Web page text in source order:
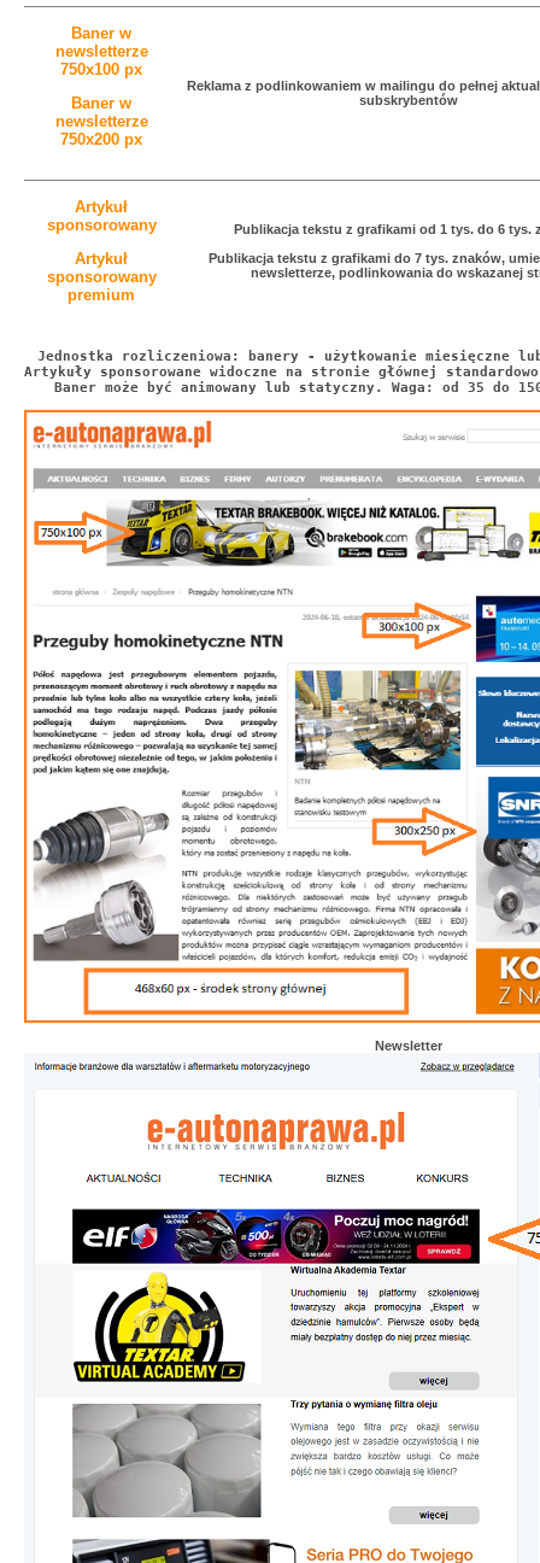
Baner w
newsletterze
750x100 px
Baner w
newsletterze
750x200 px
Reklama z podlinkowaniem w mailingu do pełnej
subskrybentów
Artykuł
sponsorowany
Artykuł
sponsorowany
premium
Publikacja tekstu z grafikami od 1 tys. do 6 tys.
Publikacja tekstu z grafikami do 7 tys. znaków,
newsletterze, podlinkowania do wskazanej
Jednostka rozliczeniowa: banery - użytkowanie miesięczne
Artykuły sponsorowane widoczne na stronie głównej
Baner może być animowany lub statyczny. Waga: od 35 do
Newsletter